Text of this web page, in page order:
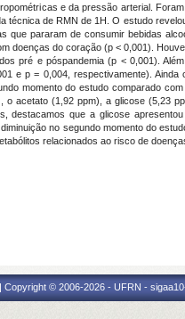
e da pressão arterial.
técnica de RMN de 1H. O estudo
pararam de consumir bebidas
doenças do coração (p < 0,001).
pré e póspandemia (p < 0,001).
e p = 0,004, respectivamente).
momento do estudo comparado
acetato (1,92 ppm), a glicose (5,23
que a glicose
no segundo momento do
relacionados ao risco de
© 2006-2026 - UFRN -